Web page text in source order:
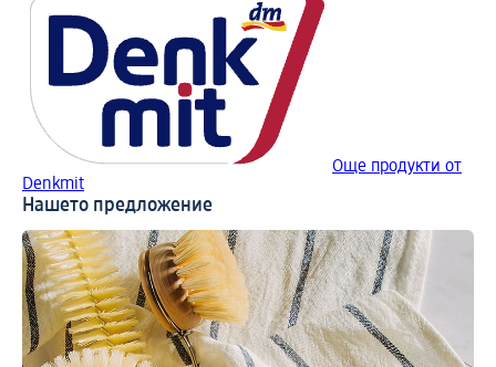
Още продукти от
Denkmit
Нашето предложение